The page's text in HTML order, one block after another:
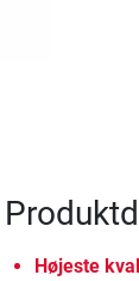
Højeste